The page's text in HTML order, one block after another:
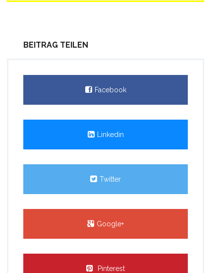
BEITRAG TEILEN
Facebook
Linkedin
Twitter
Google+
Pinterest